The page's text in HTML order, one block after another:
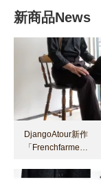
新商品News
DjangoAtour新作
「Frenchfarme…